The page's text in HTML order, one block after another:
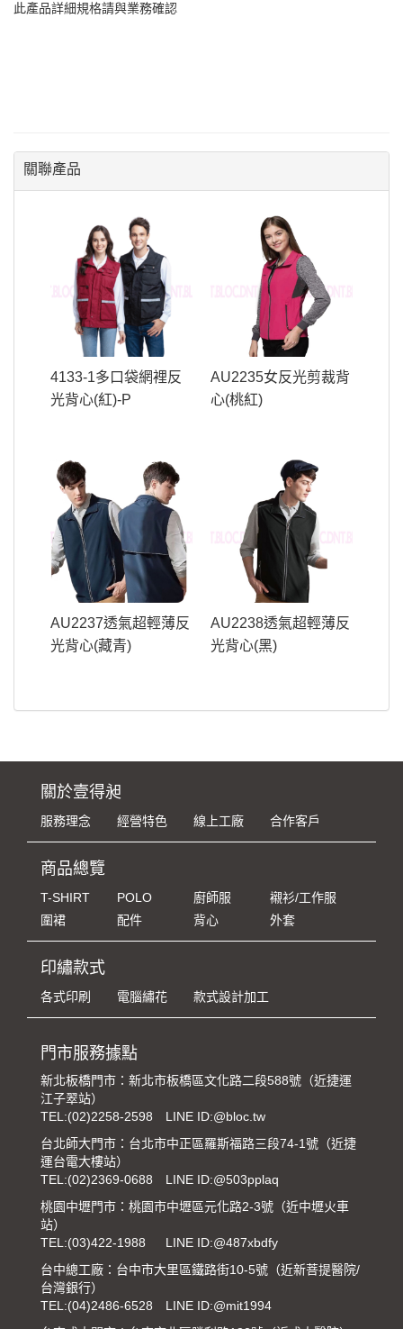
此產品詳細規格請與業務確認
關聯產品
4133-1多口袋網裡反
光背心(紅)-P
AU2235女反光剪裁背
心(桃紅)
AU2237透氣超輕薄反
光背心(藏青)
AU2238透氣超輕薄反
光背心(黑)
關於壹得昶
服務理念 經營特色 線上工廠 合作客戶
商品總覽
T-SHIRT POLO 廚師服
襯衫/工作服
圍裙
配件 背心 外套
印繡款式
各式印刷 電腦繡花 款式設計加工
門市服務據點
新北板橋門市：新北市板橋區文化路二段588號（近捷運
江子翠站）
TEL:(02)2258-2598
LINE ID:@bloc.tw
台北師大門市：台北市中正區羅斯福路三段74-1號（近捷
運台電大樓站）
TEL:(02)2369-0688
LINE ID:@503pplaq
桃園中壢門市：桃園市中壢區元化路2-3號（近中壢火車
站）
TEL:(03)422-1988
LINE ID:@487xbdfy
台中總工廠：台中市大里區鐵路街10-5號（近新菩提醫院/
台灣銀行）
TEL:(04)2486-6528
LINE ID:@mit1994